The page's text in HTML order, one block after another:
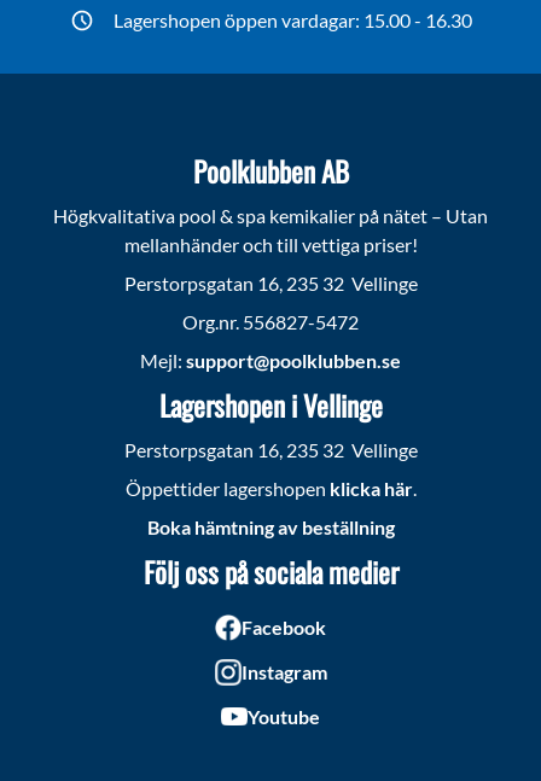
Lagershopen öppen vardagar: 15.00 - 16.30
Poolklubben AB
Högkvalitativa pool & spa kemikalier på nätet – Utan
mellanhänder och till vettiga priser!
Perstorpsgatan 16, 235 32 Vellinge
Org.nr. 556827-5472
Mejl: support@poolklubben.se
Lagershopen i Vellinge
Perstorpsgatan 16, 235 32 Vellinge
Öppettider lagershopen klicka här.
Boka hämtning av beställning
Följ oss på sociala medier
Facebook
Instagram
Youtube